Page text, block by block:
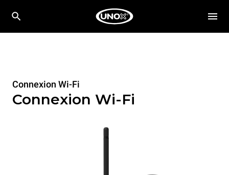
Connexion Wi-Fi
Connexion Wi-Fi